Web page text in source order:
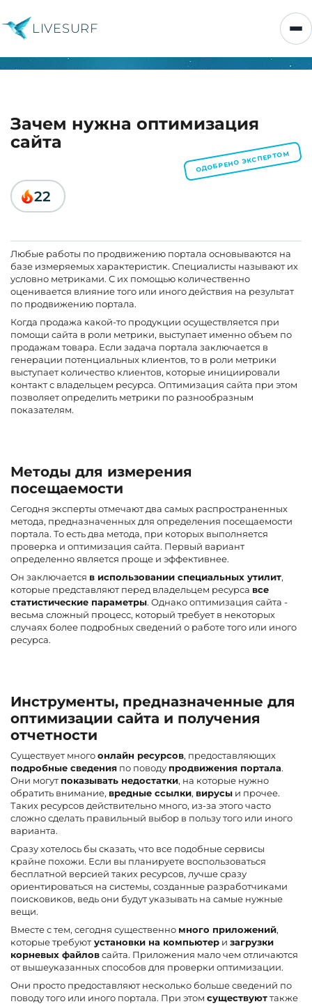
LIVESURF
Зачем нужна оптимизация
сайта
ОДОБРЕНО ЭКСПЕРТОМ
22
Любые работы по продвижению портала основываются на
базе измеряемых характеристик. Специалисты называют их
условно метриками. С их помощью количественно
оценивается влияние того или иного действия на результат
по продвижению портала.
Когда продажа какой-то продукции осуществляется при
помощи сайта в роли метрики, выступает именно объем по
продажам товара. Если задача портала заключается в
генерации потенциальных клиентов, то в роли метрики
выступает количество клиентов, которые инициировали
контакт с владельцем ресурса. Оптимизация сайта при этом
позволяет определить метрики по разнообразным
показателям.
Методы для измерения
посещаемости
Сегодня эксперты отмечают два самых распространенных
метода, предназначенных для определения посещаемости
портала. То есть два метода, при которых выполняется
проверка и оптимизация сайта. Первый вариант
определенно является проще и эффективнее.
Он заключается в использовании специальных утилит,
которые представляют перед владельцем ресурса все
статистические параметры. Однако оптимизация сайта -
весьма сложный процесс, который требует в некоторых
случаях более подробных сведений о работе того или иного
ресурса.
Инструменты, предназначенные для
оптимизации сайта и получения
отчетности
Существует многоонлайн ресурсов, предоставляющих
подробные сведения по поводу продвижения портала.
Они могут показывать недостатки, на которые нужно
обратить внимание, вредные ссылки, вирусы и прочее.
Таких ресурсов действительно много, из-за этого часто
сложно сделать правильный выбор в пользу того или иного
варианта.
Сразу хотелось бы сказать, что все подобные сервисы
крайне похожи. Если вы планируете воспользоваться
бесплатной версией таких ресурсов, лучше сразу
ориентироваться на системы, созданные разработчиками
поисковиков, ведь они будут указывать на самые нужные
вещи.
Вместе с тем, сегодня существенно много приложений,
которые требуют установки на компьютер и загрузки
корневых файловсайта. Приложения мало чем отличаются
от вышеуказанных способов для проверки оптимизации.
Они просто предоставляют несколько больше сведений по
поводу того или иного портала. При этом существуюттакже